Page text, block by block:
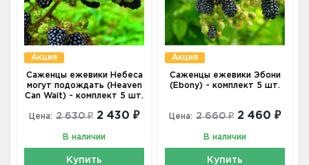
Акция
Саженцы ежевики Небеса
могут подождать (Heaven
Can Wait) - комплект 5 шт.
Цена: 2 630 ₽ 2 430 ₽
В наличии
Купить
Акция
Саженцы ежевики Эбони
(Ebony) - комплект 5 шт.
Цена: 2 660 ₽ 2 460 ₽
В наличии
Купить